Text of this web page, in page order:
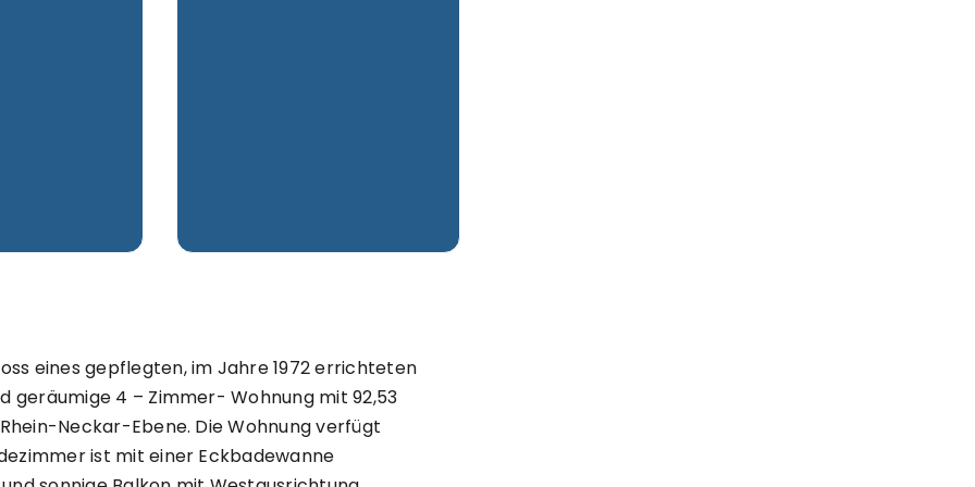
eines gepflegten, im Jahre 1972 errichteten
geräumige 4 – Zimmer- Wohnung mit 92,53
Neckar-Ebene. Die Wohnung verfügt
ist mit einer Eckbadewanne